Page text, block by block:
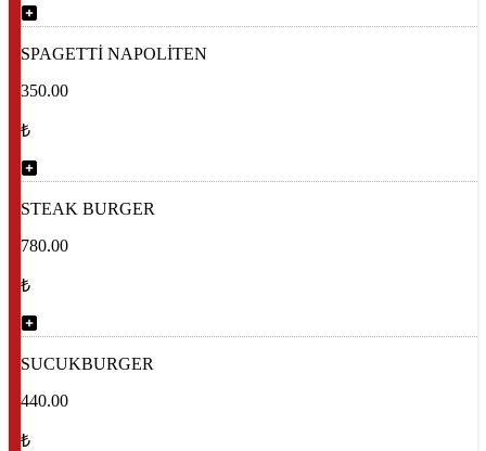
SPAGETTİ NAPOLİTEN
350.00
₺
STEAK BURGER
780.00
₺
SUCUKBURGER
440.00
₺